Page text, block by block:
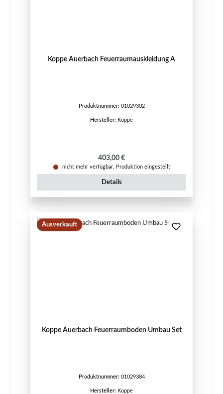
Koppe Auerbach Feuerraumauskleidung A
Produktnummer: 01029302
Hersteller: Koppe
Regulärer Preis:
403,00 €
nicht mehr verfügbar, Produktion eingestellt
Details
Ausverkauft
Koppe Auerbach Feuerraumboden Umbau Set
Produktnummer: 01029384
Hersteller: Koppe